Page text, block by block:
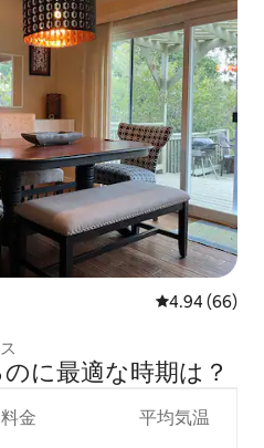
レビュー66件
4.94 (66)
に最⁠適⁠な時⁠期⁠は⁠？
金 平均気温